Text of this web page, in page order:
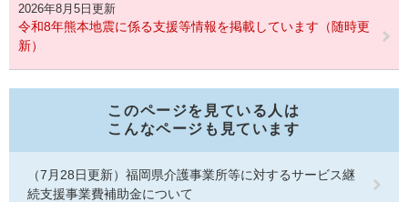
2026年8月5日更新
令和8年熊本地震に係る支援等情報を掲載しています（随時更
新）
このページを見ている人は
こんなページも見ています
（7月28日更新）福岡県介護事業所等に対するサービス継
続支援事業費補助金について